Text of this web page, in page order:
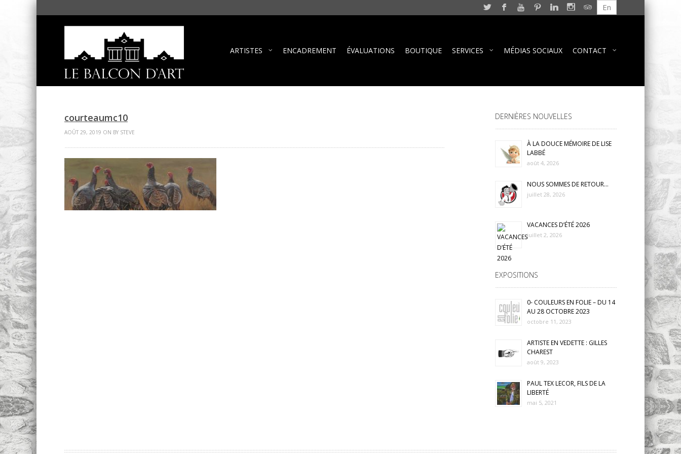
En
ARTISTES ENCADREMENT ÉVALUATIONS BOUTIQUE SERVICES MÉDIAS SOCIAUX CONTACT
courteaumc10
AOÛT 29, 2019 ON BY STEVE
DERNIÈRES NOUVELLES
À LA DOUCE MÉMOIRE DE LISE
LABBÉ
août 4, 2026
NOUS SOMMES DE RETOUR…
juillet 28, 2026
VACANCES D’ÉTÉ 2026
juillet 2, 2026
EXPOSITIONS
0- COULEURS EN FOLIE – DU 14
AU 28 OCTOBRE 2023
octobre 11, 2023
ARTISTE EN VEDETTE : GILLES
CHAREST
août 9, 2023
PAUL TEX LECOR, FILS DE LA
LIBERTÉ
mai 5, 2021